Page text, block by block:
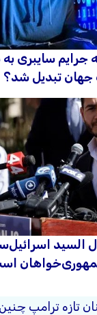
جرایم سایبری
جهان تبدیل شد؟
السید
تازه ترامپ